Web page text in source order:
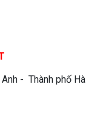
- Thành phố Hà